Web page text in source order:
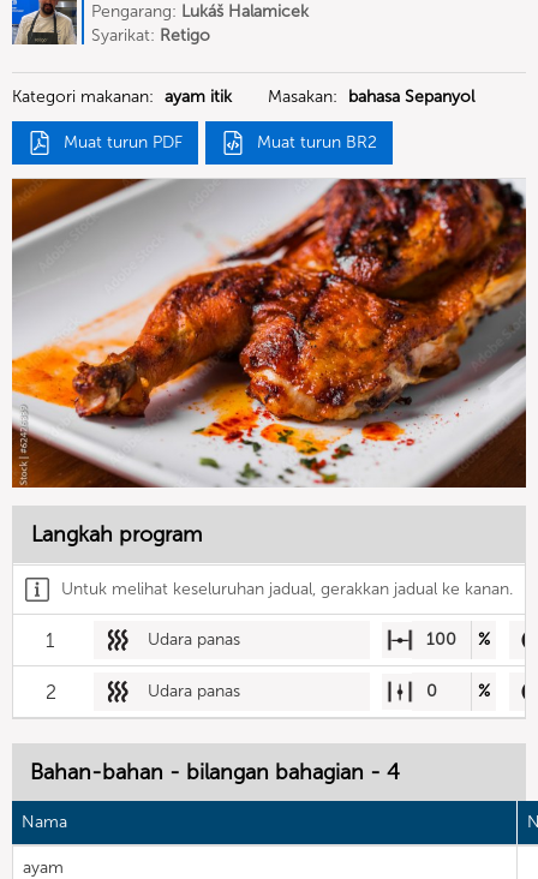
Pengarang: Lukáš Halamicek
Syarikat: Retigo
Kategori makanan: ayam itik Masakan: bahasa Sepanyol
Muat turun PDF Muat turun BR2
Langkah program
Untuk melihat keseluruhan jadual, gerakkan jadual ke kanan.
1 Udara panas 100 %
2 Udara panas 0 %
Bahan-bahan - bilangan bahagian - 4
Nama
ayam